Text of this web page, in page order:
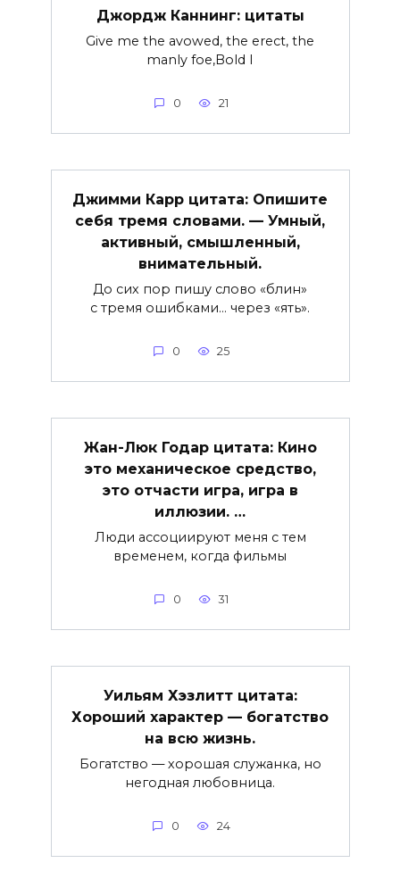
Джордж Каннинг: цитаты
Give me the avowed, the erect, the
manly foe,Bold I
0 21
Джимми Карр цитата: Опишите
себя тремя словами. — Умный,
активный, смышленный,
внимательный.
До сих пор пишу слово «блин»
с тремя ошибками… через «ять».
0 25
Жан-Люк Годар цитата: Кино
это механическое средство,
это отчасти игра, игра в
иллюзии. …
Люди ассоциируют меня с тем
временем, когда фильмы
0 31
Уильям Хэзлитт цитата:
Хороший характер — богатство
на всю жизнь.
Богатство — хорошая служанка, но
негодная любовница.
0 24